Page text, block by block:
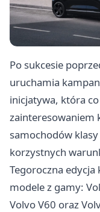
Po sukcesie
uruchamia
inicjatywa, która
zainteresowaniem
samochodów
korzystnych
Tegoroczna
modele z gamy:
Volvo V60 oraz